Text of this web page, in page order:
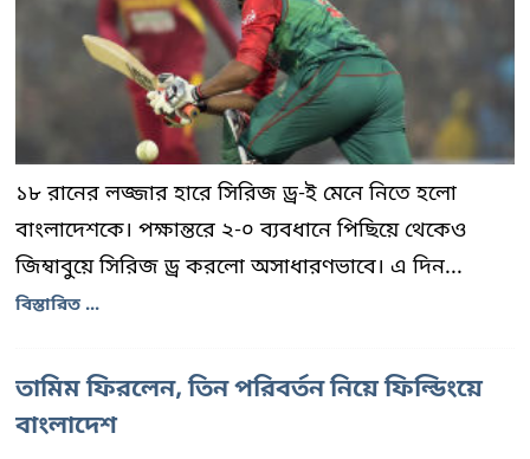
১৮ রানের লজ্জার হারে সিরিজ ড্র-ই মেনে নিতে হলো
বাংলাদেশকে। পক্ষান্তরে ২-০ ব্যবধানে পিছিয়ে থেকেও
জিম্বাবুয়ে সিরিজ ড্র করলো অসাধারণভাবে। এ দিন...
বিস্তারিত ...
তামিম ফিরলেন, তিন পরিবর্তন নিয়ে ফিল্ডিংয়ে
বাংলাদেশ